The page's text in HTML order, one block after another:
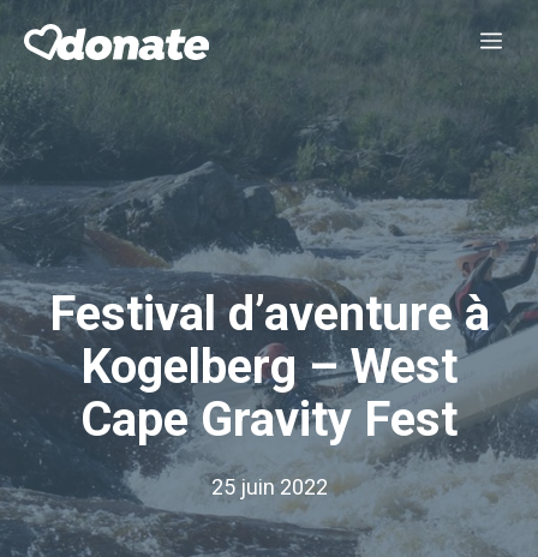
Aller
contenu
Festival d’aventure à
Kogelberg – West
Cape Gravity Fest
25 juin 2022